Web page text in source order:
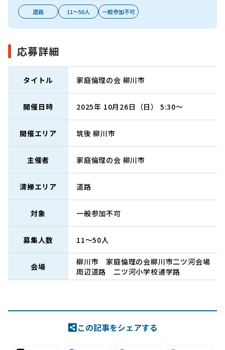
道路 11～50人 一般参加不可
応募詳細
タイトル 家庭倫理の会 柳川市
開催日時 2025年 10月26日（日） 5:30～
開催エリア 筑後 柳川市
主催者 家庭倫理の会 柳川市
清掃エリア 道路
対象 一般参加不可
募集人数 11～50人
会場
柳川市 家庭倫理の会柳川市二ツ河会場
周辺道路 二ツ河小学校通学路
この記事をシェアする